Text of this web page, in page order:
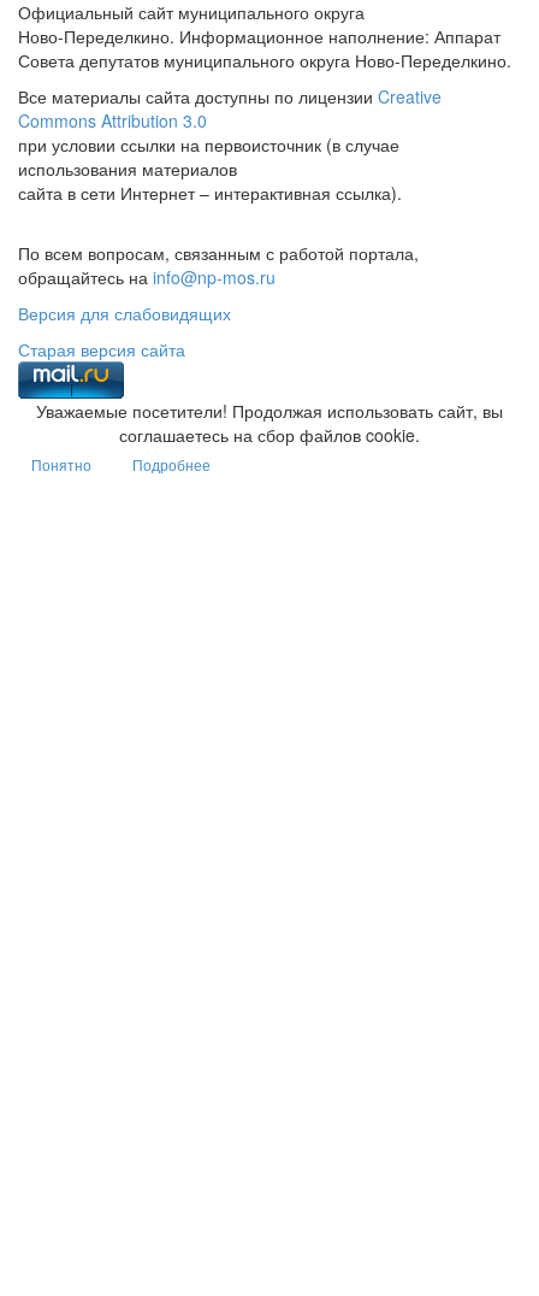
Официальный сайт муниципального округа
Ново-Переделкино. Информационное наполнение: Аппарат
Совета депутатов муниципального округа Ново-Переделкино.
Все материалы сайта доступны по лицензии Creative
Commons Attribution 3.0
при условии ссылки на первоисточник (в случае
использования материалов
сайта в сети Интернет – интерактивная ссылка).
По всем вопросам, связанным с работой портала,
обращайтесь на info@np-mos.ru
Версия для слабовидящих
Старая версия сайта
Уважаемые посетители! Продолжая использовать сайт, вы
соглашаетесь на сбор файлов cookie.
Понятно Подробнее